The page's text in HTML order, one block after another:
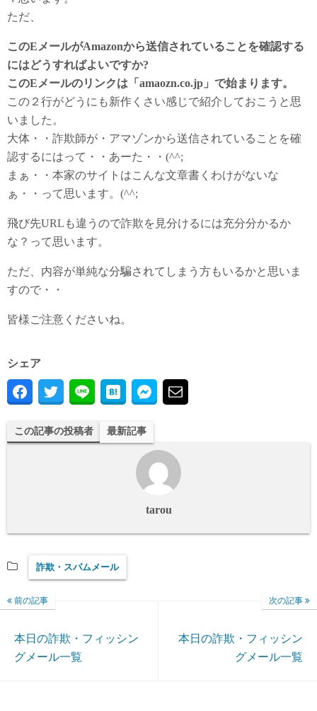
ただ、
このEメールがAmazonから送信されていることを確認する
にはどうすればよいですか?
このEメールのリンクは「amaozn.co.jp」で始まります。
この２行がどうにも新作くさい感じで紹介しておこうと思
いました。
大体・・詐欺師が・アマゾンから送信されていることを確
認するにはって・・あーた・・(^^;
まぁ・・本家のサイトはこんな文章書くわけがないな
ぁ・・って思います。(^^;
飛び先URLも違うので詐欺を見分けるには充分分かるか
な？って思います。
ただ、内容が単純な分騙されてしまう方もいるかと思いま
すので・・
皆様ご注意くださいね。
シェア
この記事の投稿者 最新記事
tarou
詐欺・スパムメール
前の記事
本日の詐欺・フィッシン
グメール一覧
次の記事
本日の詐欺・フィッシン
グメール一覧